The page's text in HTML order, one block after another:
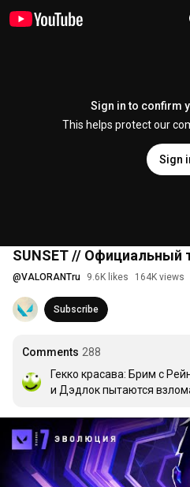
Sign in to confirm
This helps protect our
Sign
SUNSET // Официальный
@VALORANTru 9.6K likes 164K views
Subscribe
Comments 288
Гекко красава: Брим с
и Дэдлок пытаются